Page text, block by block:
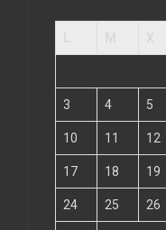
3 4 5
10 11 12
17 18 19
24 25 26